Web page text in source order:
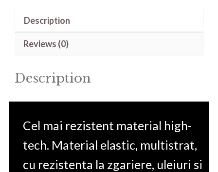
Description
Reviews (0)
Description
Cel mai rezistent material high-
tech. Material elastic, multistrat,
cu rezistenta la zgariere, uleiuri si